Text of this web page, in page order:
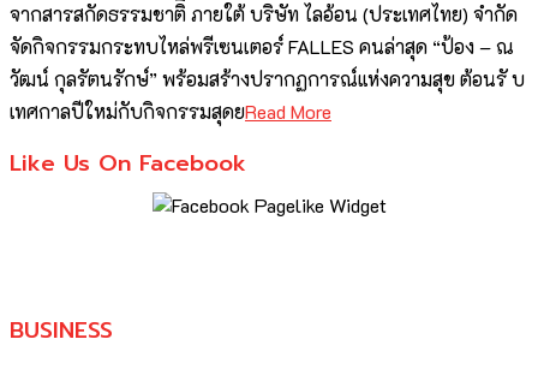
จากสารสกัดธรรมชาติิ ภายใต้ บริษัท ไลอ้อน (ประเทศไทย) จำกัด
จัดกิจกรรมกระทบไหล่พรีเซนเตอร์ FALLES คนล่าสุด “ป้อง – ณ
วัฒน์ กุลรัตนรักษ์” พร้อมสร้างปรากฏการณ์แห่งความสุข ต้อนรั บ
เทศกาลปีใหม่กับกิจกรรมสุดยRead More
Like Us On Facebook
BUSINESS